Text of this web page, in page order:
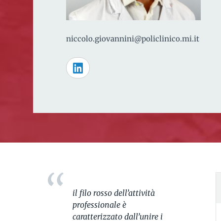
niccolo.giovannini@policlinico.mi.it
il filo rosso dell’attività
professionale è
caratterizzato dall’unire i